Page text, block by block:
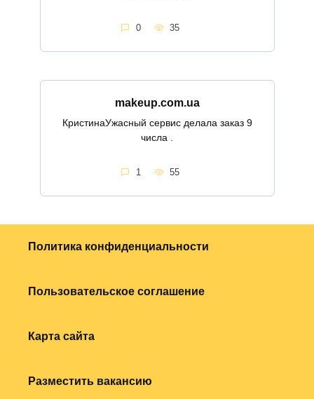
0 35
makeup.com.ua
КристинаУжасный сервис делала заказ 9
числа .
1 55
Политика конфиденциальности
Пользовательское соглашение
Карта сайта
Разместить вакансию